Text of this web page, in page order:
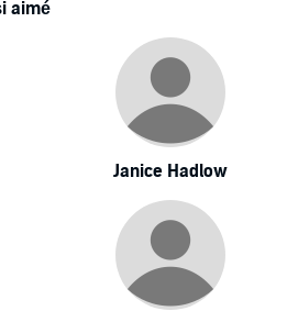
aimé
Janice Hadlow